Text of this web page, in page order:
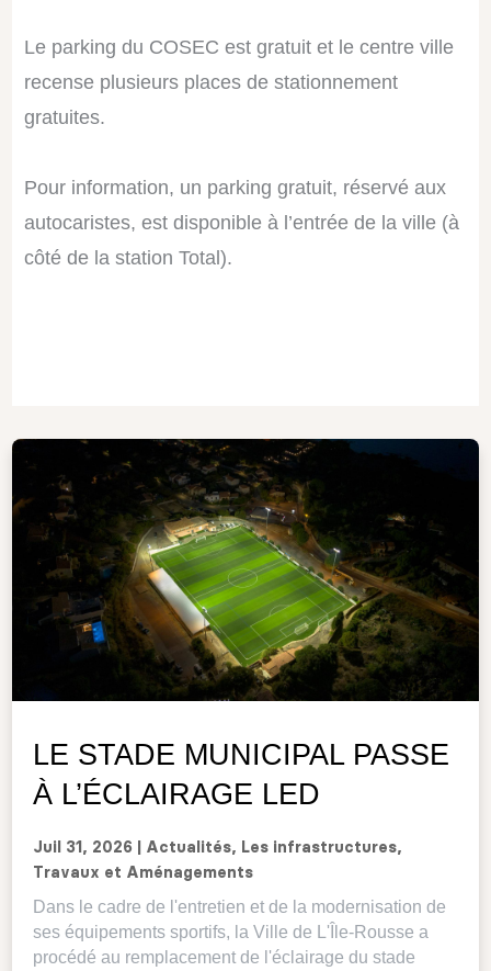
Le parking du COSEC est gratuit et le centre ville
recense plusieurs places de stationnement
gratuites.
Pour information, un parking gratuit, réservé aux
autocaristes, est disponible à l’entrée de la ville (à
côté de la station Total).
LE STADE MUNICIPAL PASSE
À L’ÉCLAIRAGE LED
Juil 31, 2026 Actualités, Les infrastructures,
Travaux et Aménagements
Dans le cadre de l'entretien et de la modernisation de
ses équipements sportifs, la Ville de L'Île-Rousse a
procédé au remplacement de l'éclairage du stade